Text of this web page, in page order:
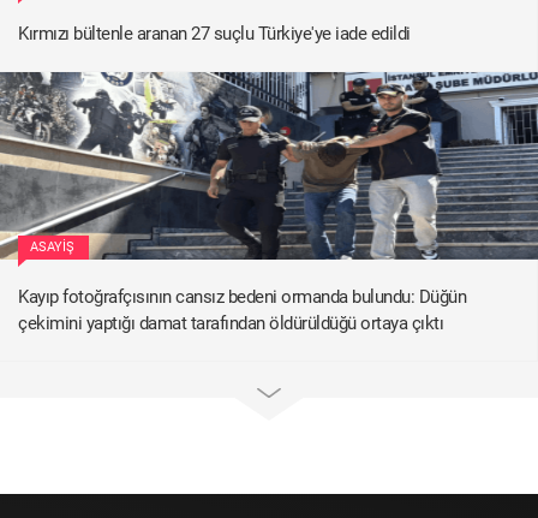
Kırmızı bültenle aranan 27 suçlu Türkiye'ye iade edildi
ASAYIŞ
Kayıp fotoğrafçısının cansız bedeni ormanda bulundu: Düğün
çekimini yaptığı damat tarafından öldürüldüğü ortaya çıktı